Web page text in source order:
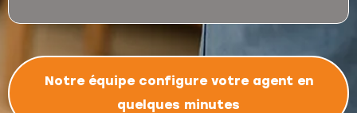
Notre équipe configure votre agent en
quelques minutes